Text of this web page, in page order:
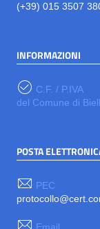
(+39) 015 3507
INFORMAZIONI
C.F. / P.IVA
del Comune di
POSTA
PEC